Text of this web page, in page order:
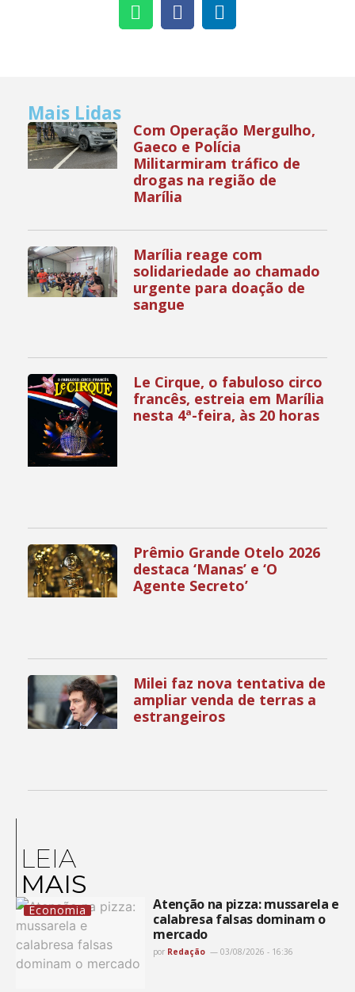
Mais Lidas
Com Operação Mergulho,
Gaeco e Polícia
Militarmiram tráfico de
drogas na região de
Marília
Marília reage com
solidariedade ao chamado
urgente para doação de
sangue
Le Cirque, o fabuloso circo
francês, estreia em Marília
nesta 4ª-feira, às 20 horas
Prêmio Grande Otelo 2026
destaca ‘Manas’ e ‘O
Agente Secreto’
Milei faz nova tentativa de
ampliar venda de terras a
estrangeiros
LEIA
MAIS
Economia
Atenção na pizza: mussarela e
calabresa falsas dominam o
mercado
por Redação 03/08/2026 - 16:36